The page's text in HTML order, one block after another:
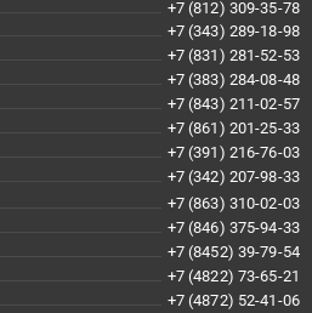
+7 (812) 309-35-78
+7 (343) 289-18-98
+7 (831) 281-52-53
+7 (383) 284-08-48
+7 (843) 211-02-57
+7 (861) 201-25-33
+7 (391) 216-76-03
+7 (342) 207-98-33
+7 (863) 310-02-03
+7 (846) 375-94-33
+7 (8452) 39-79-54
+7 (4822) 73-65-21
+7 (4872) 52-41-06